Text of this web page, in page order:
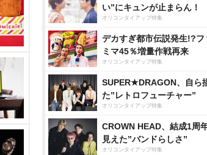
い”にキュンが止まらん！
オリコンタイアップ特集
デカすぎ都市伝説発生!?フ
ミマ45％増量作戦再来
オリコンタイアップ特集
SUPER★DRAGON、自ら
た”レトロフューチャー”
オリコンタイアップ特集
CROWN HEAD、結成1周
見えた”バンドらしさ”
オリコンタイアップ特集